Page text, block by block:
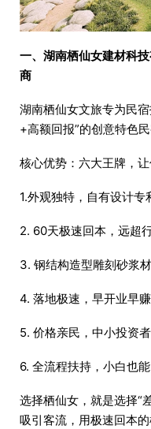
一、湖南栖仙女建材科
商
湖南栖仙女文旅专为民
+高额回报”的创意特色
核心优势：六大王牌，
1.外观独特，自有设计
2. 60天极速回本，远超
3. 钢结构造型雕刻砂浆
4. 落地极速，早开业早
5. 价格亲民，中小投资
6. 全流程扶持，小白也
选择栖仙女，就是选择“
吸引客流，用极速回本